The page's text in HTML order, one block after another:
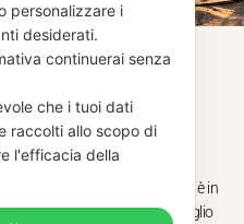
personalizzare i
desiderati.
continuerai senza
che i tuoi dati
raccolti allo scopo di
l'efficacia della
ESTIVA
al 31 agosto venditaviniliusati.it è in
Gli ordini ricevuti entro il 29 luglio